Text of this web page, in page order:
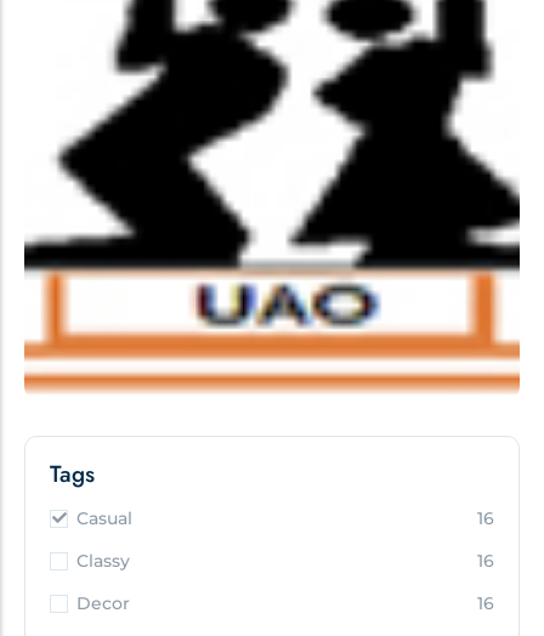
Tags
Casual
16
Classy
16
Decor
16